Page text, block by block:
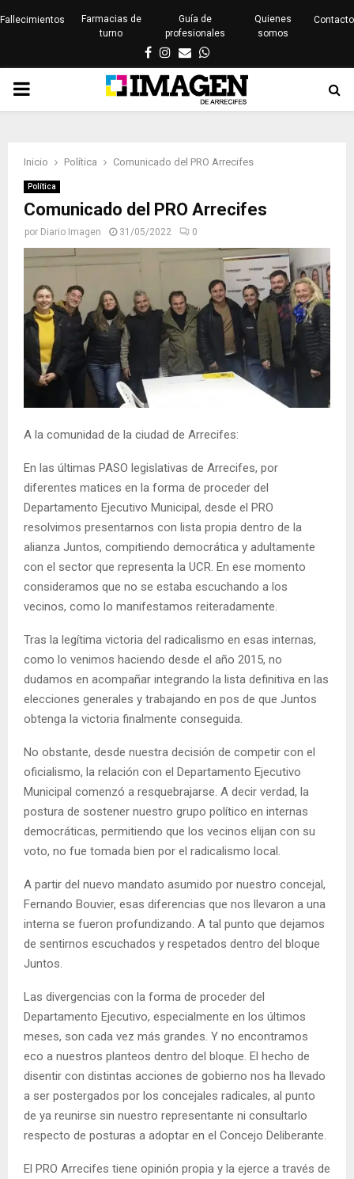
Fallecimientos
Farmacias de
turno
Guía de
profesionales
Quienes
somos
Contacto
Facebook
Instagram
EmailWhatsapp
PRIMARY
Inicio Política Comunicado del PRO Arrecifes
Política
Comunicado del PRO Arrecifes
por Diario Imagen 31/05/2022 0
A la comunidad de la ciudad de Arrecifes:
En las últimas PASO legislativas de Arrecifes, por
diferentes matices en la forma de proceder del
Departamento Ejecutivo Municipal, desde el PRO
resolvimos presentarnos con lista propia dentro de la
alianza Juntos, compitiendo democrática y adultamente
con el sector que representa la UCR. En ese momento
consideramos que no se estaba escuchando a los
vecinos, como lo manifestamos reiteradamente.
Tras la legítima victoria del radicalismo en esas internas,
como lo venimos haciendo desde el año 2015, no
dudamos en acompañar integrando la lista definitiva en las
elecciones generales y trabajando en pos de que Juntos
obtenga la victoria finalmente conseguida.
No obstante, desde nuestra decisión de competir con el
oficialismo, la relación con el Departamento Ejecutivo
Municipal comenzó a resquebrajarse. A decir verdad, la
postura de sostener nuestro grupo político en internas
democráticas, permitiendo que los vecinos elijan con su
voto, no fue tomada bien por el radicalismo local.
A partir del nuevo mandato asumido por nuestro concejal,
Fernando Bouvier, esas diferencias que nos llevaron a una
interna se fueron profundizando. A tal punto que dejamos
de sentirnos escuchados y respetados dentro del bloque
Juntos.
Las divergencias con la forma de proceder del
Departamento Ejecutivo, especialmente en los últimos
meses, son cada vez más grandes. Y no encontramos
eco a nuestros planteos dentro del bloque. El hecho de
disentir con distintas acciones de gobierno nos ha llevado
a ser postergados por los concejales radicales, al punto
de ya reunirse sin nuestro representante ni consultarlo
respecto de posturas a adoptar en el Concejo Deliberante.
El PRO Arrecifes tiene opinión propia y la ejerce a través de